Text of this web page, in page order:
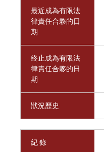
最近成為有限法
律責任合夥的日
期
終止成為有限法
律責任合夥的日
期
狀況歷史
紀 錄